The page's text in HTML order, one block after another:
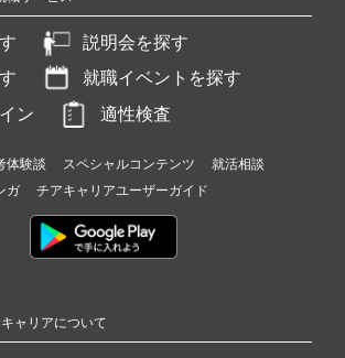
説明会を探す
就職イベントを探す
ン
適性検査
体験談 スペシャルコンテンツ
就活相談
ガ チアキャリアユーザーガイド
ャリアについて